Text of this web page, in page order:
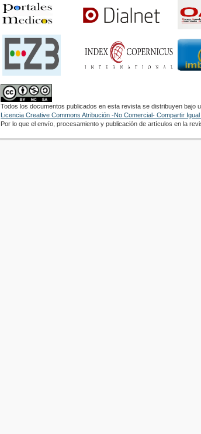
Todos los documentos publicados en esta revista se distribuyen bajo
Licencia Creative Commons Atribución -No Comercial- Compartir Igual
Por lo que el envío, procesamiento y publicación de artículos en la